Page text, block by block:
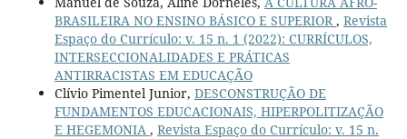
BRASILEIRA NO ENSINO BÁSICO E SUPERIOR, Revista
Espaço do Currículo: v. 15 n. 1 (2022): CURRÍCULOS,
INTERSECCIONALIDADES E PRÁTICAS
ANTIRRACISTAS EM EDUCAÇÃO
Clívio Pimentel Junior, DESCONSTRUÇÃO DE
FUNDAMENTOS EDUCACIONAIS, HIPERPOLITIZAÇÃO
E HEGEMONIA , Revista Espaço do Currículo: v. 15 n.